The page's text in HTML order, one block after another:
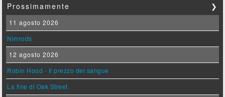
Prossimamente ❯
11 agosto 2026
Nimrods
12 agosto 2026
Robin Hood - Il prezzo del sangue
La fine di Oak Street